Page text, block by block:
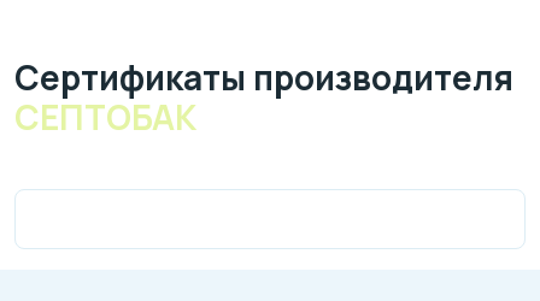
Cертификаты производителя
СЕПТОБАК